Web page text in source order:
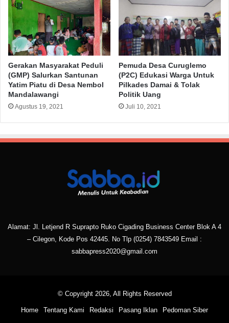
Gerakan Masyarakat Peduli
(GMP) Salurkan Santunan
Yatim Piatu di Desa Nembol
Mandalawangi
Agustus 19, 2021
Pemuda Desa Curuglemo
(P2C) Edukasi Warga Untuk
Pilkades Damai & Tolak
Politik Uang
Juli 10, 2021
Alamat: Jl. Letjend R Suprapto Ruko Cigading Business Center Blok A 4
– Cilegon, Kode Pos 42445. No Tlp (0254) 7843549 Email :
sabbapress2020@gmail.com
© Copyright 2026, All Rights Reserved
Home Tentang Kami Redaksi Pasang Iklan Pedoman Siber